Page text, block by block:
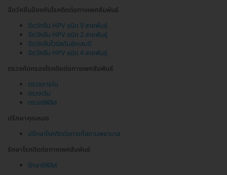
ฉีดวัคซีนป้องกันโรคติดต่อทางเพศสัมพันธ์
ฉีดวัคซีน HPV ชนิด 9 สายพันธุ์
ฉีดวัคซีน HPV ชนิด 2 สายพันธุ์
ฉีดวัคซีนไวรัสตับอักเสบบี
ฉีดวัคซีน HPV ชนิด 4 สายพันธุ์
ตรวจคัดกรองโรคติดต่อทางเพศสัมพันธ์
ตรวจภายใน
ตรวจเริม
ตรวจซิฟิลิส
ปรึกษาคุณหมอ
ปรึกษาโรคติดต่อทางที่สถานพยาบาล
รักษาโรคติดต่อทางเพศสัมพันธ์
รักษาซิฟิลิส